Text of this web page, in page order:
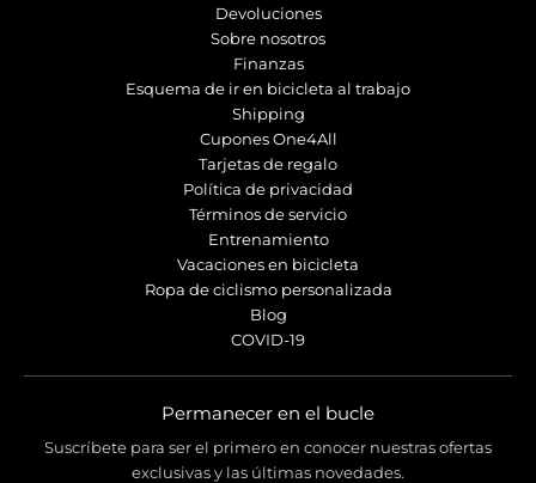
Devoluciones
Sobre nosotros
Finanzas
Esquema de ir en bicicleta al trabajo
Shipping
Cupones One4All
Tarjetas de regalo
Política de privacidad
Términos de servicio
Entrenamiento
Vacaciones en bicicleta
Ropa de ciclismo personalizada
Blog
COVID-19
Permanecer en el bucle
Suscríbete para ser el primero en conocer nuestras ofertas
exclusivas y las últimas novedades.